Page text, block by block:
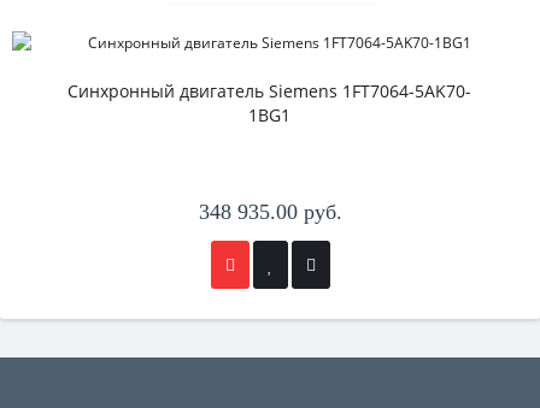
Синхронный двигатель Siemens 1FT7064-5AK70-
1BG1
348 935.00 руб.